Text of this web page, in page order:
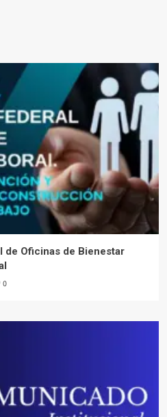
de Oficinas de Bienestar
0